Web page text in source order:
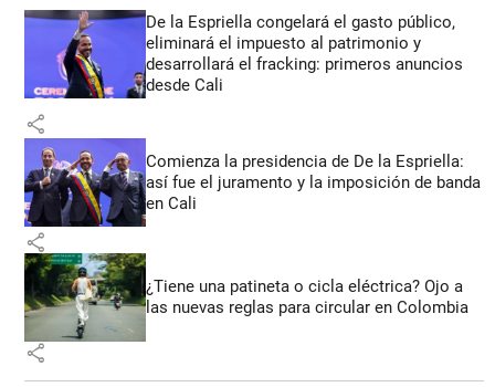
De la Espriella congelará el gasto público,
eliminará el impuesto al patrimonio y
desarrollará el fracking: primeros anuncios
desde Cali
share
Comienza la presidencia de De la Espriella:
así fue el juramento y la imposición de banda
en Cali
share
¿Tiene una patineta o cicla eléctrica? Ojo a
las nuevas reglas para circular en Colombia
share